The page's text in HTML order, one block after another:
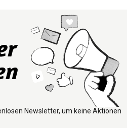
Newsletter, um keine Aktionen